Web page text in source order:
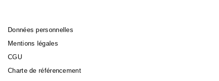
Données personnelles
Mentions légales
CGU
Charte de référencement